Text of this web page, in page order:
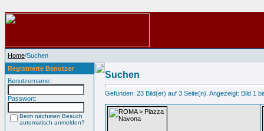
Home/Suchen
Registrierte Benutzer
Benutzername:
Passwort:
Beim nächsten Besuch
automatisch anmelden?
Suchen
Gefunden: 23 Bild(er) auf 3 Seite(n). Angezeigt: Bild 1